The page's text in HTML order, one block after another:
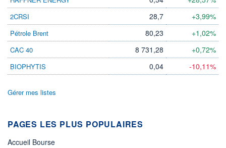
2CRSI 28,7 +3,99%
Pétrole Brent 80,23 +1,02%
CAC 40 8 731,28 +0,72%
BIOPHYTIS 0,04 -10,11%
Gérer mes listes
PAGES LES PLUS POPULAIRES
Accueil Bourse